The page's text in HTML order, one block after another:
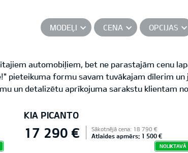
MODEĻI CENA OPCIJAS
automobiļiem, bet ne parastajām cenu
pieteikuma formu savam tuvākajam dīlerim
un detalizētu aprīkojuma sarakstu klientam
KIA PICANTO
17 290 € Sākotnējā cena: 18 790 €
Atlaides apmērs: 1 500 €
NOLIKTAVĀ